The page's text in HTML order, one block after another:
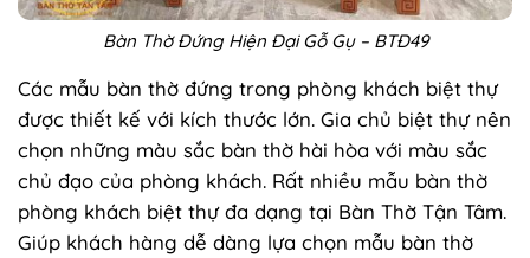
Bàn Thờ Đứng Hiện Đại Gỗ Gụ – BTĐ49
Các mẫu bàn thờ đứng trong phòng khách biệt thự
được thiết kế với kích thước lớn. Gia chủ biệt thự nên
chọn những màu sắc bàn thờ hài hòa với màu sắc
chủ đạo của phòng khách. Rất nhiều mẫu bàn thờ
phòng khách biệt thự đa dạng tại Bàn Thờ Tận Tâm.
Giúp khách hàng dễ dàng lựa chọn mẫu bàn thờ